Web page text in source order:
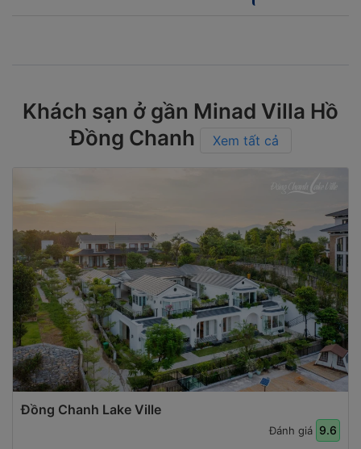
Khách sạn ở gần Minad Villa Hồ
Đồng Chanh
Xem tất cả
Đồng Chanh Lake Ville
Đánh giá 9.6